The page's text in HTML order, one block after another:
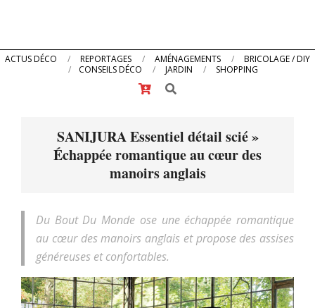
Primary
ACTUS DÉCO REPORTAGES AMÉNAGEMENTS
BRICOLAGE / DIY
CONSEILS DÉCO
JARDIN
SHOPPING
Search
SANIJURA Essentiel détail scié »
Échappée romantique au cœur des
manoirs anglais
Du Bout Du Monde ose une échappée romantique
au cœur des manoirs anglais et propose des assises
généreuses et confortables.